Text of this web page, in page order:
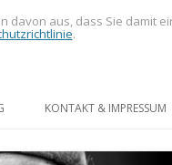
KONTAKT & IMPRESSUM
aus, dass Sie damit
.